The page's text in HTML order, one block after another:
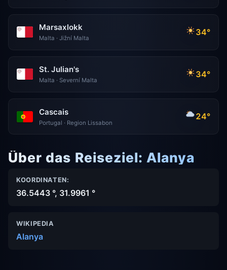
Marsaxlokk
Malta · Jižní Malta
34°
St. Julian's
Malta · Severní Malta
34°
Cascais
Portugal · Region Lissabon
24°
Über das Reiseziel: Alanya
KOORDINATEN:
36.5443 °, 31.9961 °
WIKIPEDIA
Alanya